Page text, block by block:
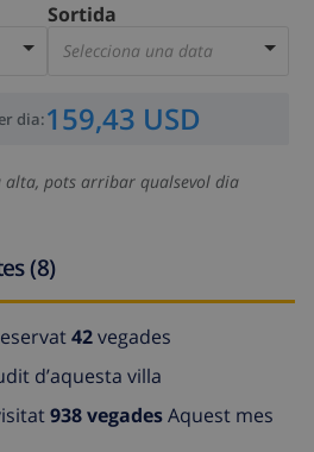
Sortida
Selecciona una data
dia:159,43 USD
alta, pots arribar qualsevol dia
(8)
42vegades
d’aquesta villa
938 vegadesAquest mes